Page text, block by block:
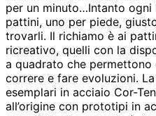
per un minuto…Intanto
pattini, uno per piede,
trovarli. Il richiamo è ai
ricreativo, quelli con la
a quadrato che
correre e fare evoluzioni.
esemplari in acciaio Cor-
all’origine con prototipi in